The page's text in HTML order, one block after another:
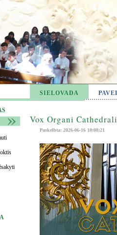
SIELOVADA
Vox Organi
Paskelbta: 2026-06-16 10:08:21